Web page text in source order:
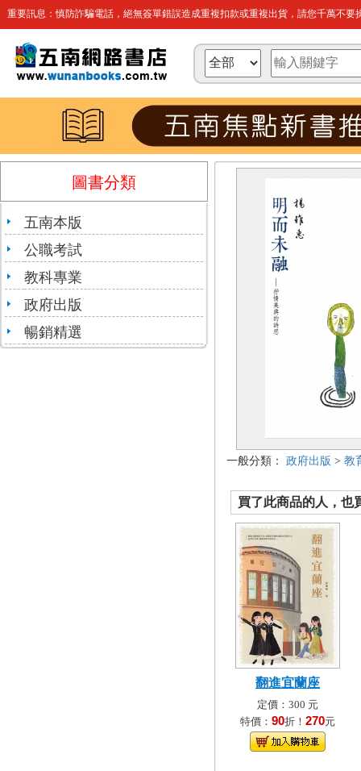
重要訊息：慎防詐騙電話，絕無簽單錯誤造成重複扣款或重複出貨，請您千萬不要
圖書分類
五南本版
公職考試
教科專業
政府出版
暢銷精選
一般分類： 政府出版 > 教
買了此商品的人，也
翻進宜蘭座
定價：300 元
特價： 90折！ 270元